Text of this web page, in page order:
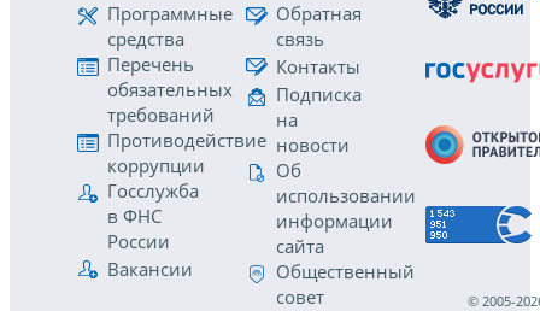
Программные
средства
Перечень
обязательных
требований
Противодействие
коррупции
Госслужба
в ФНС
России
Вакансии
Обратная
связь
Контакты
Подписка
на
новости
Об
использовании
информации
сайта
Общественный
совет
© 2005-